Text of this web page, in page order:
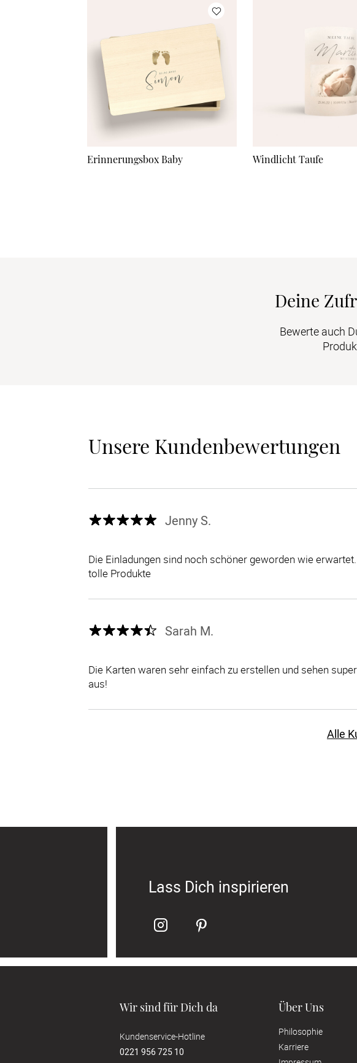
Erinnerungsbox Baby Windlicht Taufe
Deine
Bewerte auch
Unsere Kundenbewertungen
Jenny S.
Die Einladungen sind noch schöner geworden wie
tolle Produkte
Sarah M.
Die Karten waren sehr einfach zu erstellen und sehen
aus!
Alle
Lass Dich inspirieren
Wir sind für Dich da
Kundenservice-Hotline
0221 956 725 10
Über Uns
Philosophie
Karriere